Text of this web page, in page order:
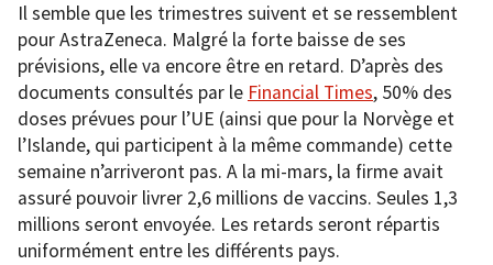
Il semble que les trimestres suivent et se ressemblent
pour AstraZeneca. Malgré la forte baisse de ses
prévisions, elle va encore être en retard. D’après des
documents consultés par le Financial Times, 50% des
doses prévues pour l’UE (ainsi que pour la Norvège et
l’Islande, qui participent à la même commande) cette
semaine n’arriveront pas. A la mi-mars, la firme avait
assuré pouvoir livrer 2,6 millions de vaccins. Seules 1,3
millions seront envoyée. Les retards seront répartis
uniformément entre les différents pays.